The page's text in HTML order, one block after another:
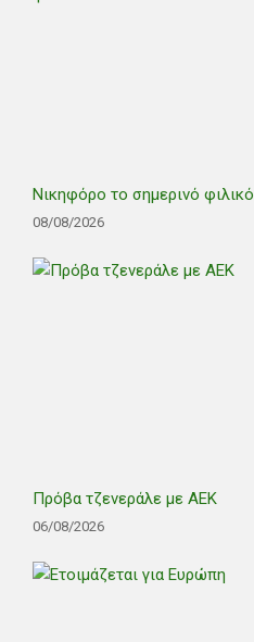
Νικηφόρο το σημερινό φιλικό
08/08/2026
Πρόβα τζενεράλε με ΑΕΚ
06/08/2026